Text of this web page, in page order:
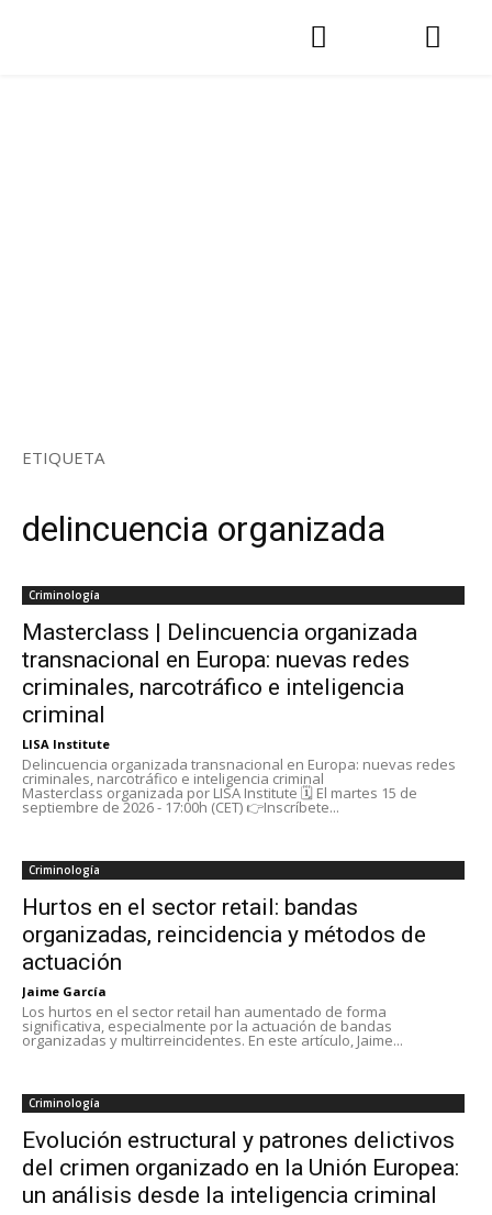
ETIQUETA
delincuencia organizada
Criminología
Masterclass | Delincuencia organizada
transnacional en Europa: nuevas redes
criminales, narcotráfico e inteligencia
criminal
LISA Institute
Delincuencia organizada transnacional en Europa: nuevas redes
criminales, narcotráfico e inteligencia criminal
Masterclass organizada por LISA Institute 🗓️ El martes 15 de
septiembre de 2026 - 17:00h (CET) 👉Inscríbete...
Criminología
Hurtos en el sector retail: bandas
organizadas, reincidencia y métodos de
actuación
Jaime García
Los hurtos en el sector retail han aumentado de forma
significativa, especialmente por la actuación de bandas
organizadas y multirreincidentes. En este artículo, Jaime...
Criminología
Evolución estructural y patrones delictivos
del crimen organizado en la Unión Europea:
un análisis desde la inteligencia criminal